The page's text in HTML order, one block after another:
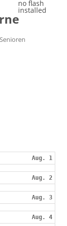
Aug. 1
Aug. 2
Aug. 3
Aug. 4
no flash
installed